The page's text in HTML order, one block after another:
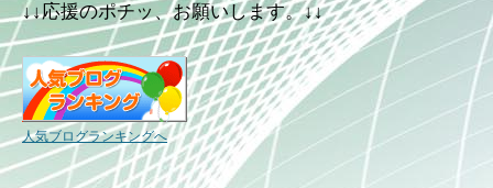
↓↓応援のポチッ、お願いします。↓↓
人気ブログランキングへ